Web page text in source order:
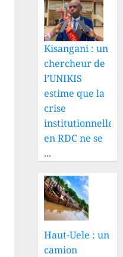
Kisangani : un
chercheur de
l’UNIKIS
estime que la
crise
institutionnelle
en RDC ne se
...
Haut-Uele : un
camion